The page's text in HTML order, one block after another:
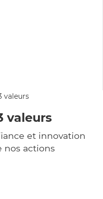
valeurs
et innovation
nos actions